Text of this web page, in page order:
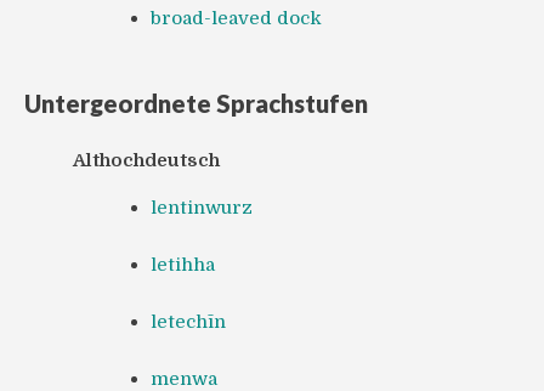
broad-leaved dock
Untergeordnete Sprachstufen
Althochdeutsch
lentinwurz
letihha
letechīn
menwa